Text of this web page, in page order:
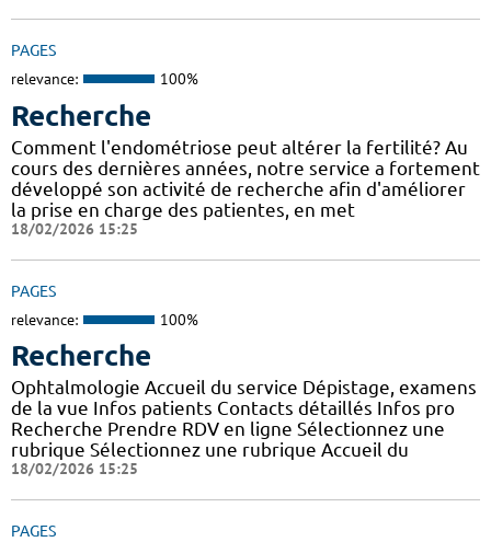
PAGES
relevance: 100%
Recherche
Comment l'endométriose peut altérer la fertilité? Au
cours des dernières années, notre service a fortement
développé son activité de recherche afin d'améliorer
la prise en charge des patientes, en met
18/02/2026 15:25
PAGES
relevance: 100%
Recherche
Ophtalmologie Accueil du service Dépistage, examens
de la vue Infos patients Contacts détaillés Infos pro
Recherche Prendre RDV en ligne Sélectionnez une
rubrique Sélectionnez une rubrique Accueil du
18/02/2026 15:25
PAGES